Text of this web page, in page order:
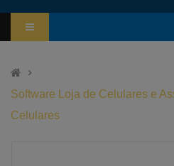
Software Loja de Celulares e
Celulares